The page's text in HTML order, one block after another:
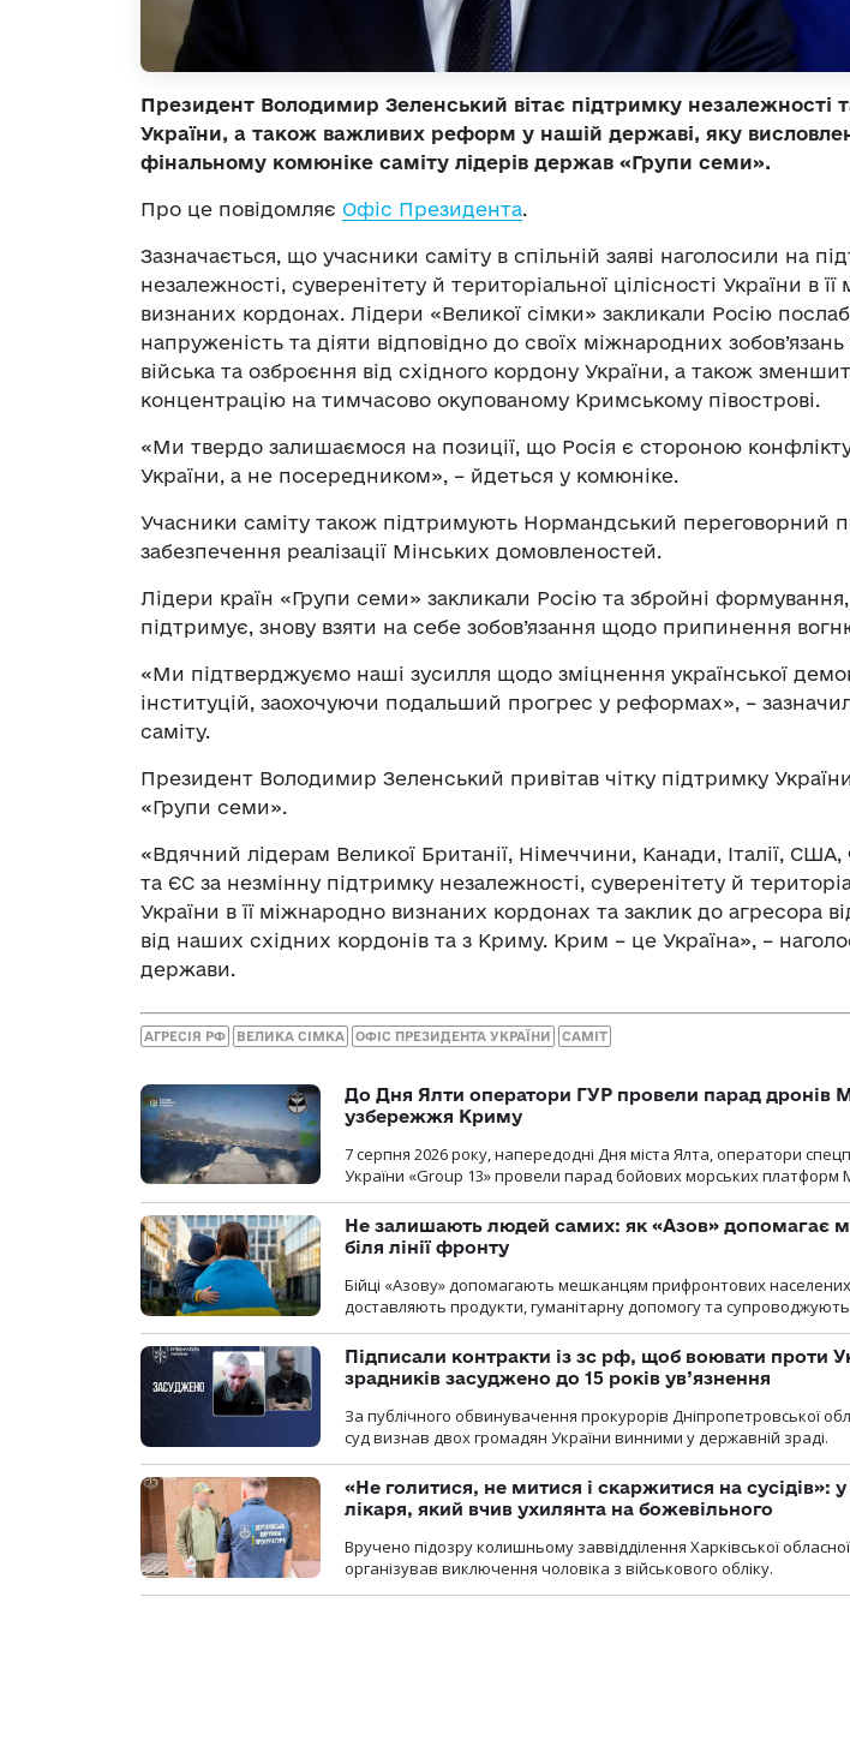
Президент Володимир Зеленський вітає підтримку незалежності
України, а також важливих реформ у нашій державі, яку
фінальному комюніке саміту лідерів держав «Групи семи».
Про це повідомляє Офіс Президента.
Зазначається, що учасники саміту в спільній заяві наголосили на
незалежності, суверенітету й територіальної цілісності України в
визнаних кордонах. Лідери «Великої сімки» закликали Росію
напруженість та діяти відповідно до своїх міжнародних зобов’язань
війська та озброєння від східного кордону України, а також
концентрацію на тимчасово окупованому Кримському півострові.
«Ми твердо залишаємося на позиції, що Росія є стороною
України, а не посередником», – йдеться у комюніке.
Учасники саміту також підтримують Нормандський переговорний
забезпечення реалізації Мінських домовленостей.
Лідери країн «Групи семи» закликали Росію та збройні формування,
підтримує, знову взяти на себе зобов’язання щодо припинення
«Ми підтверджуємо наші зусилля щодо зміцнення української
інституцій, заохочуючи подальший прогрес у реформах», –
саміту.
Президент Володимир Зеленський привітав чітку підтримку
«Групи семи».
«Вдячний лідерам Великої Британії, Німеччини, Канади, Італії, США,
та ЄС за незмінну підтримку незалежності, суверенітету й
України в її міжнародно визнаних кордонах та заклик до агресора
від наших східних кордонів та з Криму. Крим – це Україна», –
держави.
АГРЕСІЯ РФ ВЕЛИКА СІМКА ОФІС ПРЕЗИДЕНТА УКРАЇНИ САМІТ
До Дня Ялти оператори ГУР провели парад дронів
узбережжя Криму
7 серпня 2026 року, напередодні Дня міста Ялта, оператори
України «Group 13» провели парад бойових морських платформ
Не залишають людей самих: як «Азов» допомагає
біля лінії фронту
Бійці «Азову» допомагають мешканцям прифронтових
доставляють продукти, гуманітарну допомогу та
Підписали контракти із зс рф, щоб воювати проти
зрадників засуджено до 15 років ув’язнення
За публічного обвинувачення прокурорів Дніпропетровської
суд визнав двох громадян України винними у державній зраді.
«Не голитися, не митися і скаржитися на сусідів»:
лікаря, який вчив ухилянта на божевільного
Вручено підозру колишньому заввідділення Харківської обласної
організував виключення чоловіка з військового обліку.